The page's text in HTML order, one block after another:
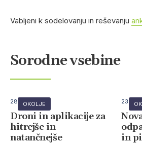
Vabljeni k sodelovanju in reševanju
Sorodne vsebine
OKOLJE
28 julija, 2026
Droni in aplikacije za
hitrejše in
natančnejše
23
in